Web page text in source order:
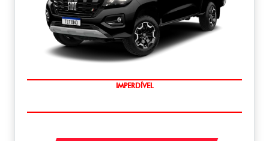
IMPERDÍVEL